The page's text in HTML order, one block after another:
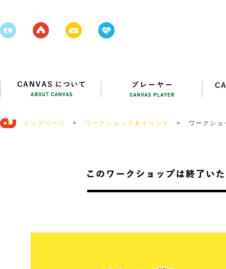
トップページ > ワークショップ＆イベント > ワークシ